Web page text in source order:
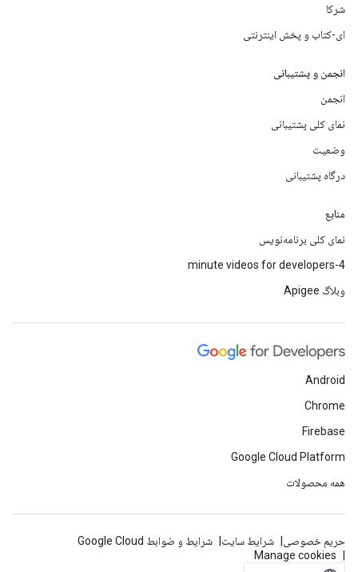
شرکا
ای-کتاب و پخش اینترنتی
انجمن و پشتیبانی
انجمن
نمای کلی پشتیبانی
وضعیت
درگاه پشتیبانی
منابع
نمای کلی برنامه‌نویس
4-minute videos for developers
وبلاگ Apigee
Android
Chrome
Firebase
Google Cloud Platform
همه محصولات
حریم خصوصی شرایط سایت
شرایط و ضوابط Google Cloud
Manage cookies